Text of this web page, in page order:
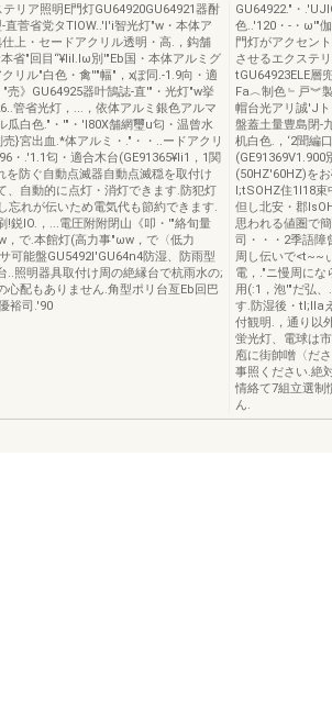
リア照明E門灯GU64920GU64921器酎
菅省党タTIOW..'I'i智光灯"w・本体ア
上・セードアクリル透明・高.，鈎舗
省"回目“¥lil.lω別'"Eb国・本体アルミグ
リル"白色・禽''"幅"，xぽ同.-1.9向・適
売》GU64925器叶鵠誌-直'"・光灯"w挙
管省光灯，...，依体アルミ銀色アルマ
瓜白色."・'"・'l80X舗網璽u匂・温曾水
}宮出血.*体アルミ・."・・..ードアクリ
・.'1.1匂・適合木台(GE91365¥Ii1，1関
を防ぐ自動点滅器自動点滅穏を取付け
、自動的に点灯・消灯できます.防犯灯
忘れが伝いため電気代も節約できます.
!鋭lO.，...電圧附附閉山《叩・'"絡旬量
で.本館灯(高力事"ωw，で〈低力
可能盤GU5492l'GU64n4防湿、防雨型
..照明器具取付け周の絶縁台で杭雨水の;
心配もありません.角型ポリ台亙Eb回巴
裕司.'90
GU64922."・
色..'120・-・ω'"
門灯がアクセン
させるエクステ
tGU64923ELE層
Fa︿制色﹄戸︾
帽台光アリ誠'Jト
盤蓋土量豊島閉-
机白色.，‘2聞編
(50HZ'60HZ)を
l;tSOHZ住1I18束
但し北安・郡
思われる値圏で
司・・・2季語障
周し伝いで<t~~
電，."ニ慢周にな
用(:1，泡'"だ弘
す.防湿後・tl;lla
付観明.，通り以
蛍光灯、電球は
庖に街帥噌〈だ
事照ください.絶
情絡て7組立選制
ん.